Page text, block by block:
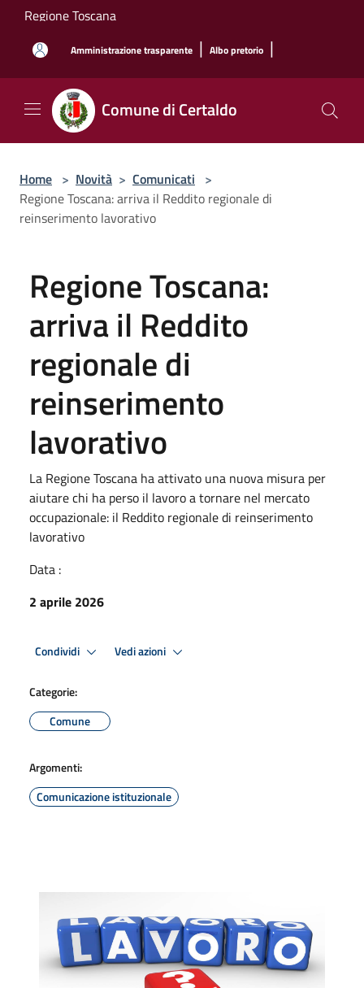
Salta al contenuto principale
Regione Toscana
Amministrazione trasparente | Albo pretorio |
Comune di Certaldo
Home > Novità > Comunicati >
Regione Toscana: arriva il Reddito regionale di
reinserimento lavorativo
Regione Toscana:
arriva il Reddito
regionale di
reinserimento
lavorativo
La Regione Toscana ha attivato una nuova misura per
aiutare chi ha perso il lavoro a tornare nel mercato
occupazionale: il Reddito regionale di reinserimento
lavorativo
Data :
2 aprile 2026
Condividi Vedi azioni
Categorie:
Comune
Argomenti:
Comunicazione istituzionale